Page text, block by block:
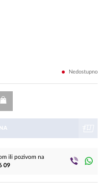
Nedostupno
ili pozivom na
09